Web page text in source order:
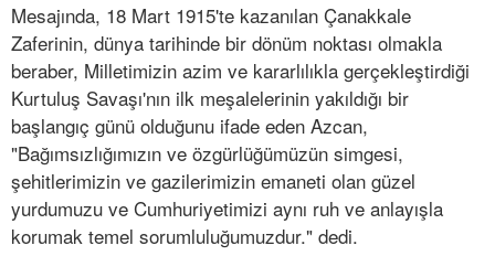
Mesajında, 18 Mart 1915'te kazanılan Çanakkale
Zaferinin, dünya tarihinde bir dönüm noktası olmakla
beraber, Milletimizin azim ve kararlılıkla gerçekleştirdiği
Kurtuluş Savaşı'nın ilk meşalelerinin yakıldığı bir
başlangıç günü olduğunu ifade eden Azcan,
"Bağımsızlığımızın ve özgürlüğümüzün simgesi,
şehitlerimizin ve gazilerimizin emaneti olan güzel
yurdumuzu ve Cumhuriyetimizi aynı ruh ve anlayışla
korumak temel sorumluluğumuzdur." dedi.